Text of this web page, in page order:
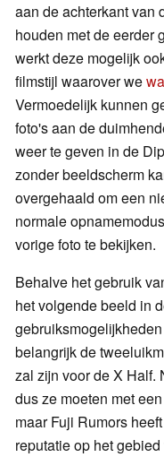
aan de achterkant van
houden met de eerder
werkt deze mogelijk
filmstijl waarover we
Vermoedelijk kunnen
foto's aan de
weer te geven in de
zonder beeldscherm
overgehaald om een
normale
vorige foto te bekijken.
Behalve het gebruik
het volgende beeld in
belangrijk de
zal zijn voor de X Half.
dus ze moeten met
maar Fuji Rumors
reputatie op het